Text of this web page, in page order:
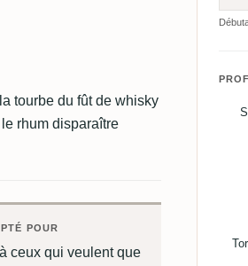
tourbe du fût de whisky
rhum disparaître
POUR
ceux qui veulent que